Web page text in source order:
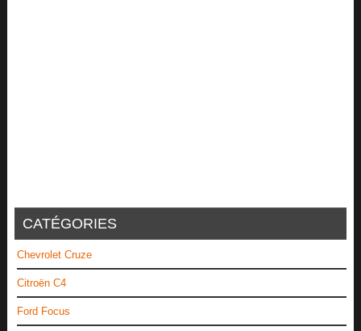
CATÉGORIES
Chevrolet Cruze
Citroën C4
Ford Focus